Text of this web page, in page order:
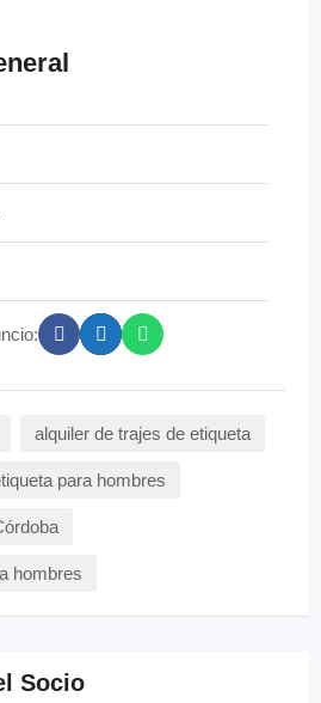
alquiler de trajes de etiqueta
para hombres
hombres
Socio